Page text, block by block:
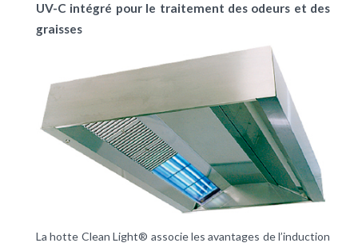
UV-C intégré pour le traitement des odeurs et des
graisses
La hotte Clean Light® associe les avantages de l’induction